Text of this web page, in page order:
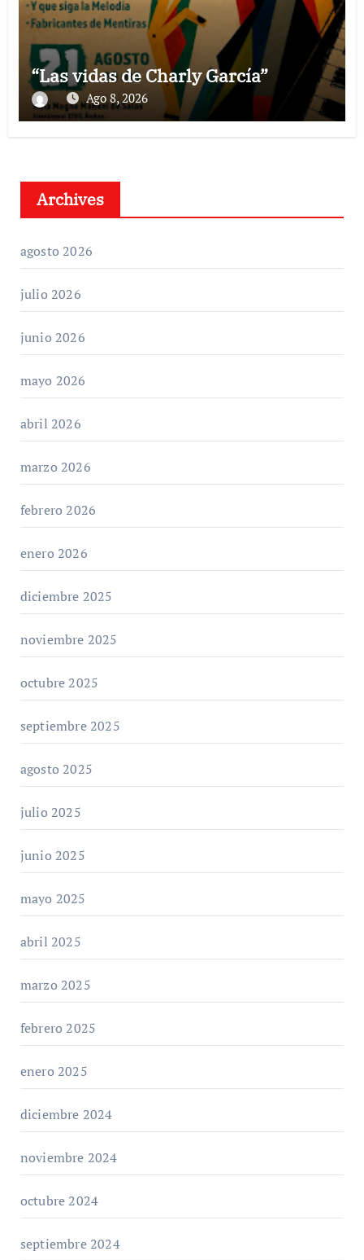
“Las vidas de Charly García”
Ago 8, 2026
Archives
agosto 2026
julio 2026
junio 2026
mayo 2026
abril 2026
marzo 2026
febrero 2026
enero 2026
diciembre 2025
noviembre 2025
octubre 2025
septiembre 2025
agosto 2025
julio 2025
junio 2025
mayo 2025
abril 2025
marzo 2025
febrero 2025
enero 2025
diciembre 2024
noviembre 2024
octubre 2024
septiembre 2024